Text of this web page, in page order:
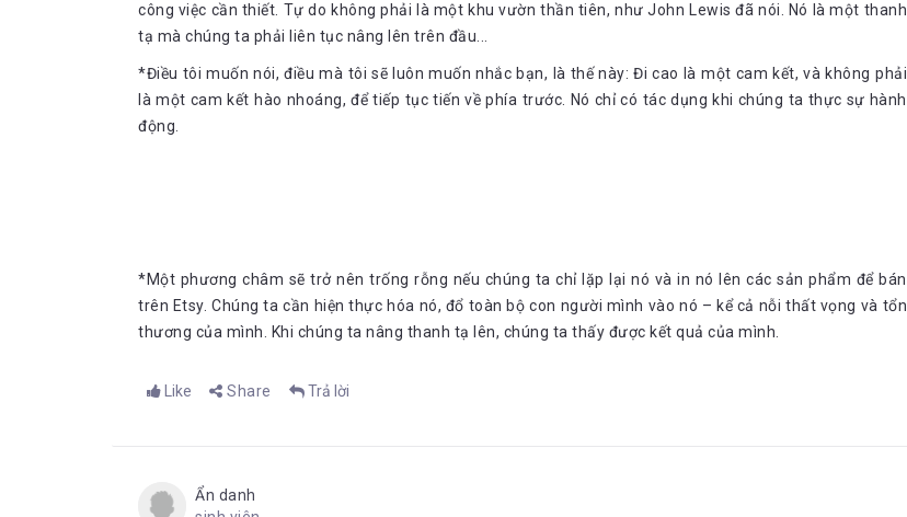
công việc cần thiết. Tự do không phải là một khu vườn thần tiên, như John Lewis đã nói. Nó là một thanh
tạ mà chúng ta phải liên tục nâng lên trên đầu...
*Điều tôi muốn nói, điều mà tôi sẽ luôn muốn nhắc bạn, là thế này: Đi cao là một cam kết, và không phải
là một cam kết hào nhoáng, để tiếp tục tiến về phía trước. Nó chỉ có tác dụng khi chúng ta thực sự hành
động.
*Một phương châm sẽ trở nên trống rỗng nếu chúng ta chỉ lặp lại nó và in nó lên các sản phẩm để bán
trên Etsy. Chúng ta cần hiện thực hóa nó, đổ toàn bộ con người mình vào nó – kể cả nỗi thất vọng và tổn
thương của mình. Khi chúng ta nâng thanh tạ lên, chúng ta thấy được kết quả của mình.
Like Share Trả lời
Ẩn danh